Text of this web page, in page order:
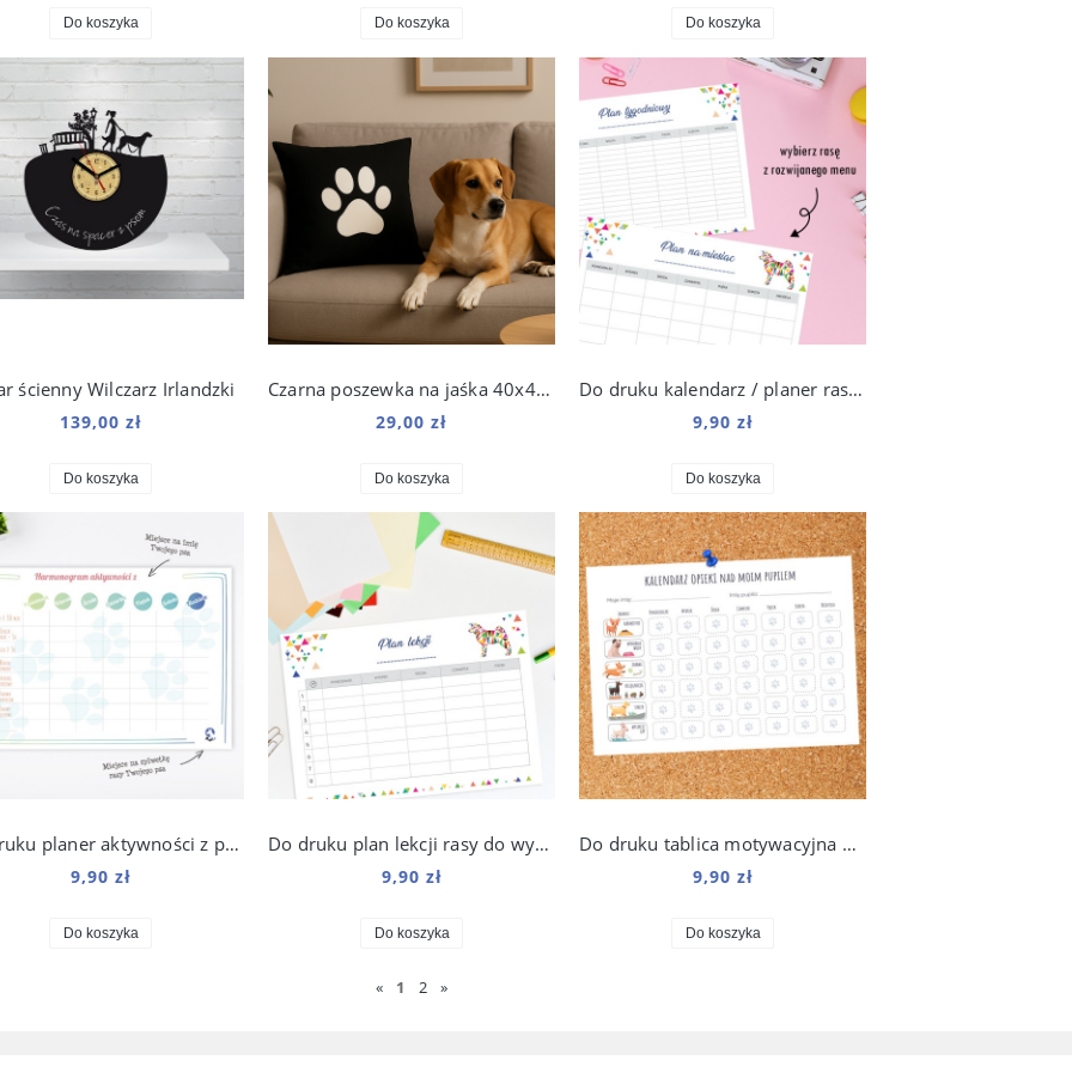
Do koszyka Do koszyka Do koszyka
ścienny Wilczarz Irlandzki
139,00 zł
Do koszyka
Czarna poszewka na jaśka 40x40 z psią łapką
29,00 zł
Do koszyka
Do druku kalendarz / planer rasy do wyboru
9,90 zł
Do koszyka
Do druku planer aktywności z psem
9,90 zł
Do koszyka
Do druku plan lekcji rasy do wyboru
9,90 zł
Do koszyka
Do druku tablica motywacyjna do nauki dbania o psa dla dzieci
9,90 zł
Do koszyka
« 1 2 »